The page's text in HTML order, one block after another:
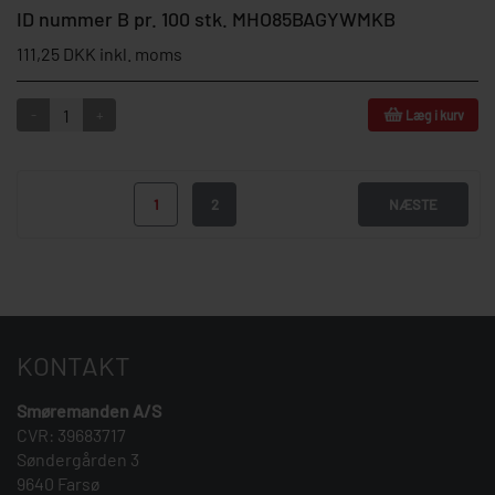
ID nummer B pr. 100 stk. MHO85BAGYWMKB
111,25 DKK inkl. moms
Læg i kurv
1 2 NÆSTE
KONTAKT
Smøremanden A/S
CVR: 39683717
Søndergården 3
9640 Farsø